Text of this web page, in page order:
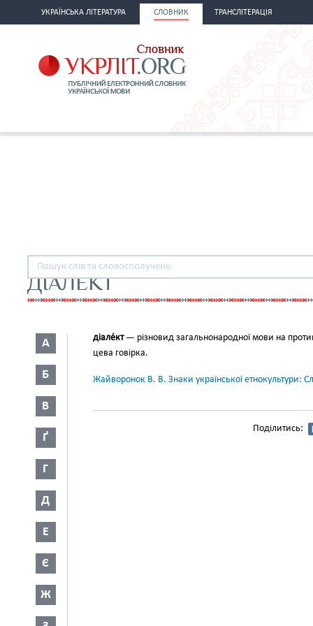
УКРАЇНСЬКА ЛІТЕРАТУРА СЛОВНИК ТРАНСЛІТЕРАЦІЯ
ДІАЛЕКТ
А
Б
В
Ґ
Г
Д
Е
Є
Ж
діале́кт— різновид загальнона­родної мови на
цева говірка.
Жайворонок В. В. Знаки української етнокультури:
Поділитись: